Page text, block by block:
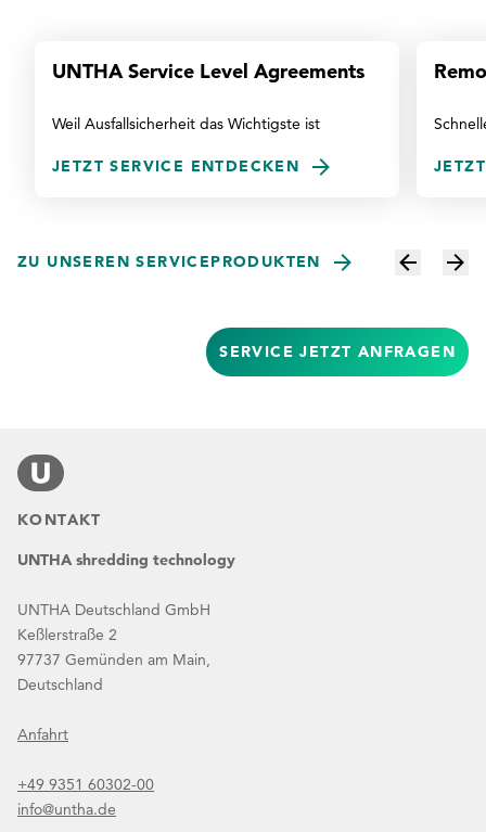
UNTHA Service Level Agreements
Weil Ausfallsicherheit das Wichtigste ist
JETZT SERVICE ENTDECKEN
ZU UNSEREN SERVICEPRODUKTEN
SERVICE JETZT ANFRAGEN
KONTAKT
UNTHA shredding technology
UNTHA Deutschland GmbH
Keßlerstraße 2
97737 Gemünden am Main,
Deutschland
Anfahrt
+49 9351 60302-00
info@untha.de